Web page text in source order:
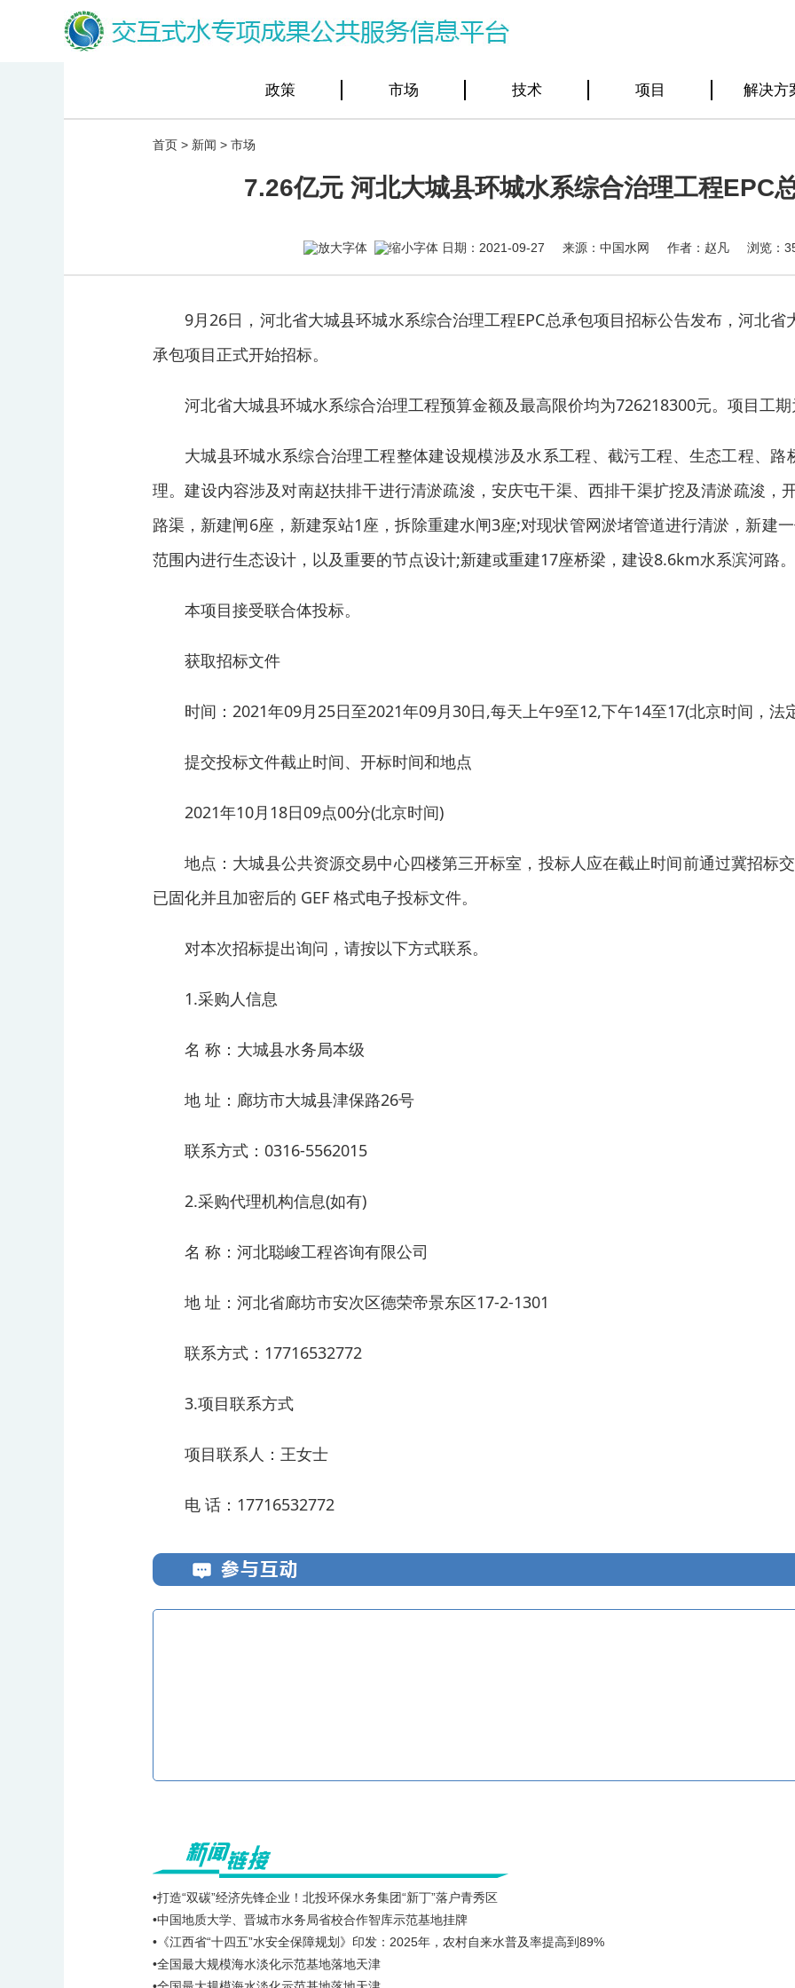
政策 市场 技术 项目 解决方
首页 > 新闻 > 市场
7.26亿元 河北大城县环城水系综合治理工程EPC
日期：2021-09-27 来源：中国水网 作者：赵凡 浏览：
9月26日，河北省大城县环城水系综合治理工程EPC总承包项目招标公告发布，河北省
承包项目正式开始招标。
河北省大城县环城水系综合治理工程预算金额及最高限价均为726218300元。项目工
大城县环城水系综合治理工程整体建设规模涉及水系工程、截污工程、生态工程、
理。建设内容涉及对南赵扶排干进行清淤疏浚，安庆屯干渠、西排干渠扩挖及清淤疏浚，
路渠，新建闸6座，新建泵站1座，拆除重建水闸3座;对现状管网淤堵管道进行清淤，新建
范围内进行生态设计，以及重要的节点设计;新建或重建17座桥梁，建设8.6km水系滨河路。
本项目接受联合体投标。
获取招标文件
时间：2021年09月25日至2021年09月30日,每天上午9至12,下午14至17(北京时间，法
提交投标文件截止时间、开标时间和地点
2021年10月18日09点00分(北京时间)
地点：大城县公共资源交易中心四楼第三开标室，投标人应在截止时间前通过冀招标
已固化并且加密后的 GEF 格式电子投标文件。
对本次招标提出询问，请按以下方式联系。
1.采购人信息
名 称：大城县水务局本级
地 址：廊坊市大城县津保路26号
联系方式：0316-5562015
2.采购代理机构信息(如有)
名 称：河北聪峻工程咨询有限公司
地 址：河北省廊坊市安次区德荣帝景东区17-2-1301
联系方式：17716532772
3.项目联系方式
项目联系人：王女士
电 话：17716532772
•打造“双碳”经济先锋企业！北投环保水务集团“新丁”落户青秀区
•中国地质大学、晋城市水务局省校合作智库示范基地挂牌
•《江西省“十四五”水安全保障规划》印发：2025年，农村自来水普及率提高到89%
•全国最大规模海水淡化示范基地落地天津